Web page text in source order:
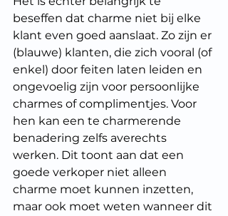
beseffen dat charme niet bij elke
klant even goed aanslaat. Zo zijn er
(blauwe) klanten, die zich vooral (of
enkel) door feiten laten leiden en
ongevoelig zijn voor persoonlijke
charmes of complimentjes. Voor
hen kan een te charmerende
benadering zelfs averechts
werken. Dit toont aan dat een
goede verkoper niet alleen
charme moet kunnen inzetten,
maar ook moet weten wanneer dit